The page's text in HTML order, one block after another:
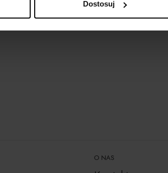
Dostosuj
O NAS